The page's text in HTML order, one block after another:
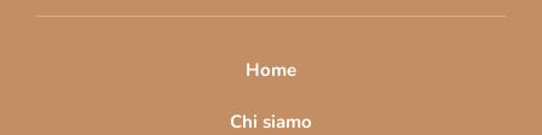
Home
Chi siamo